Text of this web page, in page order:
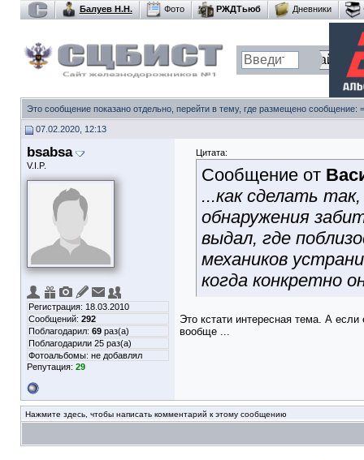
Балуев Н.Н. Фото РЖДТьюб Дневники
Это сообщение показано отдельно, перейти в тему, где размещено сообщение:
07.02.2020, 12:13
bsabsa
V.I.P.
Регистрация: 18.03.2010
Сообщений: 292
Поблагодарил: 69 раз(а)
Поблагодарили 25 раз(а)
Фотоальбомы: не добавлял
Репутация: 29
Цитата:
Сообщение от
...как сделать
обнаружения
выдал, где
механиков
когда конкретно
Это кстати интересная тема. А
вообще ...
Нажмите здесь, чтобы написать комментарий к этому сообщению